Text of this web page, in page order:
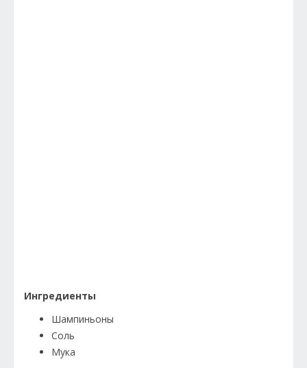
Ингредиенты
Шампиньоны
Соль
Мука